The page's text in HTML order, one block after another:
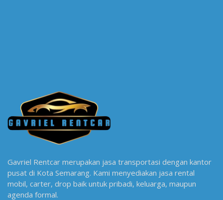
Gavriel Rentcar merupakan jasa transportasi dengan kantor
pusat di Kota Semarang. Kami menyediakan jasa rental
mobil, carter, drop baik untuk pribadi, keluarga, maupun
agenda formal.